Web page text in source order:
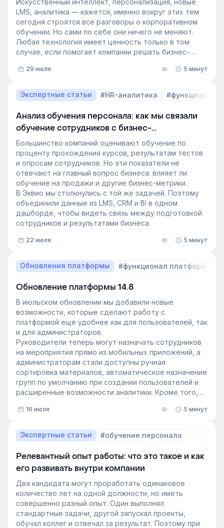
Искусственный интеллект, персонализация, новые
LMS, аналитика — кажется, именно вокруг этих тем
сегодня строятся все разговоры о корпоративном
обучении. Но сами по себе они ничего не меняют.
Любая технология имеет ценность только в том
случае, если помогает компании решать бизнес-
Сегодня бизнес интересует уже не выбор
обучение оказывает на компанию и можно ли этот
эффект измерить. Такой взгляд меняет подходы к
развитию сотрудников, требования к HR и L&D, а
также на критерии выбора LMS.
В этой статье разбираем, почему это происходит и
как эти изменения повлияют на корпоративное
обучение в ближайшие годы. Материал подготовлен
на основе интервью коммерческого директора
Эквио Леонида Бутакова для подкаста HR4People.
29 июля 5 минут
Экспертные статьи #HR-аналитика #функционал
Анализ обучения персонала: как мы связали
обучение сотрудников с бизнес-
показателями
Большинство компаний оценивают обучение по
проценту прохождения курсов, результатам тестов
и опросам сотрудников. Но эти показатели не
отвечают на главный вопрос бизнеса: влияет ли
обучение на продажи и другие бизнес-метрики.
В Эквио мы столкнулись с той же задачей. Поэтому
объединили данные из LMS, CRM и BI в одном
дашборде, чтобы видеть связь между подготовкой
сотрудников и результатами бизнеса.
22 июля 5 минут
Обновления платформы #функционал платформы
Обновление платформы 14.8
В июльском обновлении мы добавили новые
возможности, которые сделают работу с
платформой еще удобнее как для пользователей, так
и для администраторов.
Руководители теперь могут назначать сотрудников
на мероприятия прямо из мобильных приложений, а
администраторам стали доступны ручная
сортировка материалов, автоматическое назначение
групп по умолчанию при создании пользователей и
расширенные возможности аналитики. Кроме того,
он охватывает и материалы из раздела «Проводник».
16 июля 5 минут
Экспертные статьи #обучение персонала
Релевантный опыт работы: что это такое и как
его развивать внутри компании
Два кандидата могут проработать одинаковое
количество лет на одной должности, но иметь
совершенно разный опыт. Один выполнял
стандартные задачи, другой запускал проекты,
обучал коллег и отвечал за результат. Поэтому при